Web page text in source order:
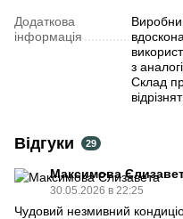
Додаткова
інформація
з
Склад
Відгуки 29
Максимова
30.05.2026 в 22:25
Чудовий незмивний